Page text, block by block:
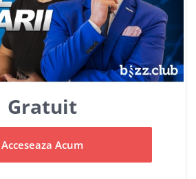
Gratuit
Acceseaza Acum